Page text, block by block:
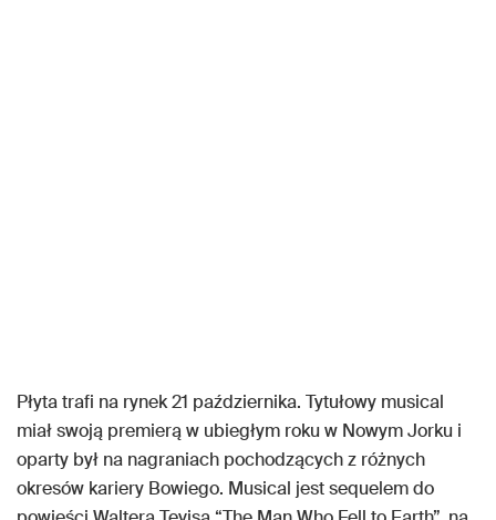
Płyta trafi na rynek 21 października. Tytułowy musical
miał swoją premierą w ubiegłym roku w Nowym Jorku i
oparty był na nagraniach pochodzących z różnych
okresów kariery Bowiego. Musical jest sequelem do